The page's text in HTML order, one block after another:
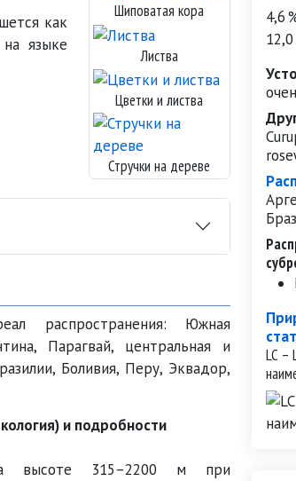
Шиповатая кора
Листва
Цветки и листва
Стручки на дереве
как
языке
распростра­нения: Южная
Парагвай, центральная и
Боливия, Перу, Эквадор,
и подробности
высоте 315–2200 м при
4,6
12,0
LC –